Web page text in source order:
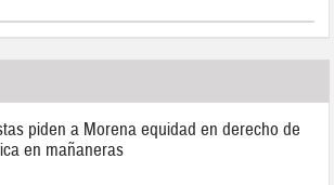
piden a Morena equidad en derecho de
en mañaneras